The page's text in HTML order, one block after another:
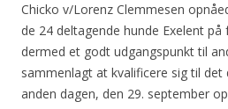
Chicko v/Lorenz Clemmesen
de 24 deltagende hunde Exelent
dermed et godt udgangspunkt til
sammenlagt at kvalificere sig til det
anden dagen, den 29. september